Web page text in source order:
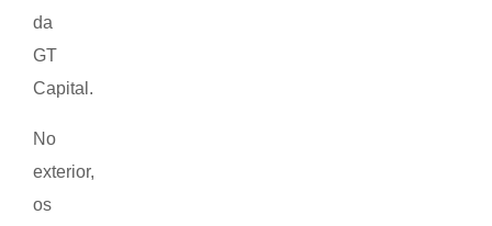
da
GT
Capital.
No
exterior,
os